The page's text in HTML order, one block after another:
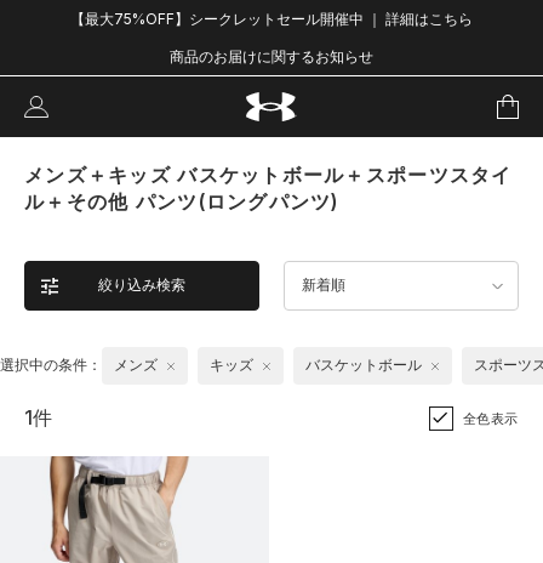
【最大75%OFF】シークレットセール開催中 ｜ 詳細はこちら
商品のお届けに関するお知らせ
メンズ＋キッズ バスケットボール＋スポーツスタイ
ル＋その他 パンツ(ロングパンツ)
絞り込み検索 新着順
選択中の条件： メンズ キッズ バスケットボール スポーツ
1件 全色表示